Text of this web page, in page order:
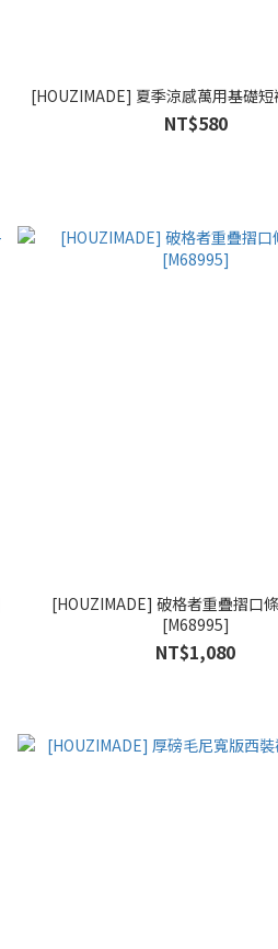
[HOUZIMADE] 夏季涼感萬用基礎
NT$580
[HOUZIMADE] 破格者重疊摺口
[M68995]
NT$1,080